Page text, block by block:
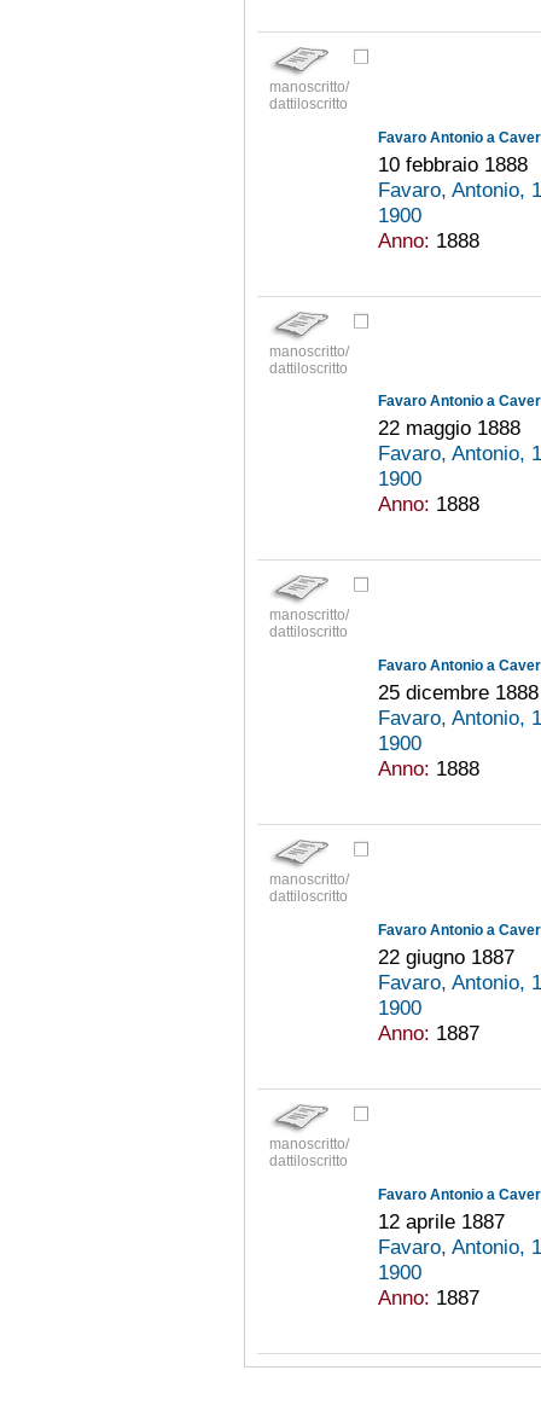
manoscritto/
dattiloscritto
Favaro Antonio a
10 febbraio 1888
Favaro, Antonio,
1900
Anno: 1888
manoscritto/
dattiloscritto
Favaro Antonio a
22 maggio 1888
Favaro, Antonio,
1900
Anno: 1888
manoscritto/
dattiloscritto
Favaro Antonio a
25 dicembre 1888
Favaro, Antonio,
1900
Anno: 1888
manoscritto/
dattiloscritto
Favaro Antonio a
22 giugno 1887
Favaro, Antonio,
1900
Anno: 1887
manoscritto/
dattiloscritto
Favaro Antonio a
12 aprile 1887
Favaro, Antonio,
1900
Anno: 1887